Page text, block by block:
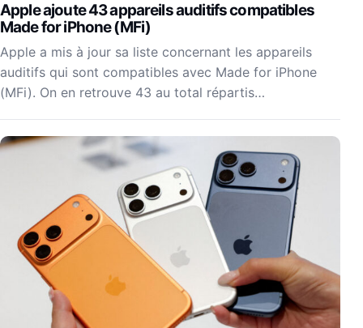
Apple ajoute 43 appareils auditifs compatibles
Made for iPhone (MFi)
Apple a mis à jour sa liste concernant les appareils
auditifs qui sont compatibles avec Made for iPhone
(MFi). On en retrouve 43 au total répartis…